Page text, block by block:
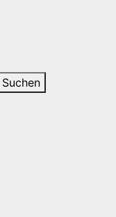
Suchen